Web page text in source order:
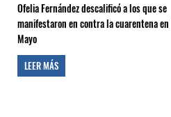
Ofelia Fernández descalificó a los que se
manifestaron en contra la cuarentena en
Mayo
LEER MÁS